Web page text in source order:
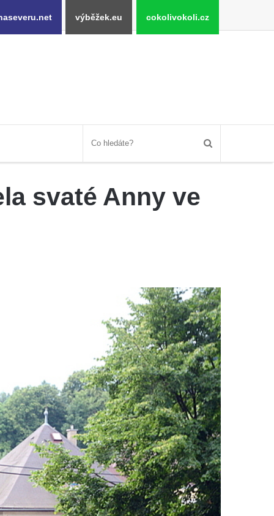
výběžek.eu cokolivokoli.cz
svaté Anny ve